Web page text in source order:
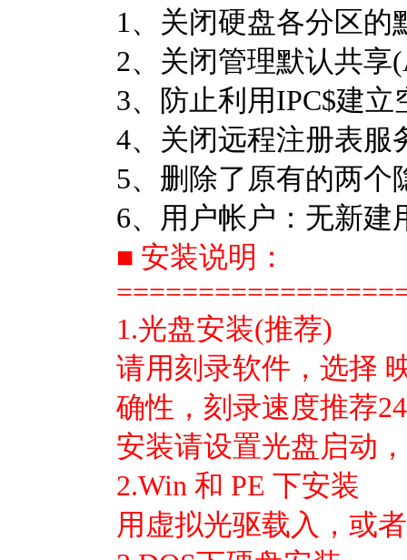
1、关闭硬盘各分区
2、关闭管理默认共享
3、防止利用IPC$建立
4、关闭远程注册表服
5、删除了原有的两个
6、用户帐户：无新建
■ 安装说明：
1.光盘安装(推荐)
请用刻录软件，选择
确性，刻录速度推荐
安装请设置光盘启动
2.Win 和 PE 下安装
用虚拟光驱载入，或